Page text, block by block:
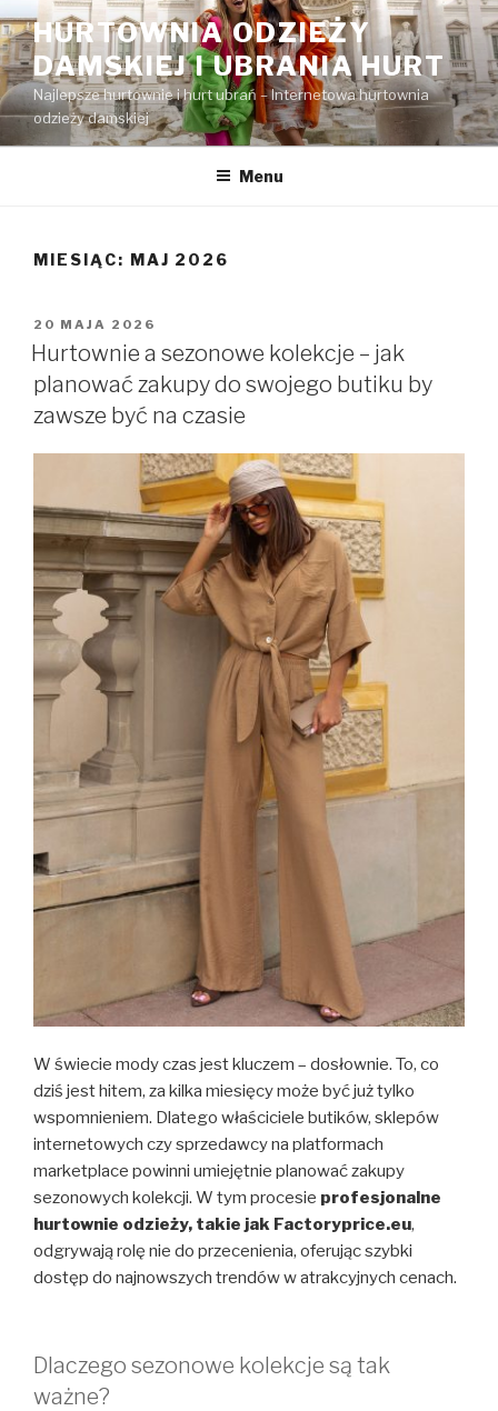
Przejdź
do
treści
HURTOWNIA ODZIEŻY
DAMSKIEJ I UBRANIA HURT
Najlepsze hurtownie i hurt ubrań – Internetowa hurtownia
odzieży damskiej
Menu
MIESIĄC: MAJ 2026
OPUBLIKOWANE
W
20 MAJA 2026
Hurtownie a sezonowe kolekcje – jak
planować zakupy do swojego butiku by
zawsze być na czasie
W świecie mody czas jest kluczem – dosłownie. To, co
dziś jest hitem, za kilka miesięcy może być już tylko
wspomnieniem. Dlatego właściciele butików, sklepów
internetowych czy sprzedawcy na platformach
marketplace powinni umiejętnie planować zakupy
sezonowych kolekcji. W tym procesie profesjonalne
hurtownie odzieży, takie jak Factoryprice.eu,
odgrywają rolę nie do przecenienia, oferując szybki
dostęp do najnowszych trendów w atrakcyjnych cenach.
Dlaczego sezonowe kolekcje są tak
ważne?